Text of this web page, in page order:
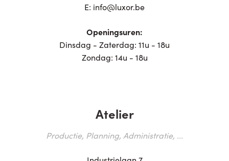
E: info@luxor.be
Openingsuren:
Dinsdag - Zaterdag: 11u - 18u
Zondag: 14u - 18u
Atelier
Productie, Planning, Administratie, ...